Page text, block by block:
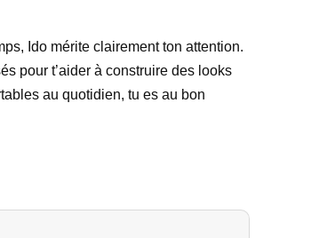
Ido mérite clairement ton attention.
pour t’aider à construire des looks
au quotidien, tu es au bon